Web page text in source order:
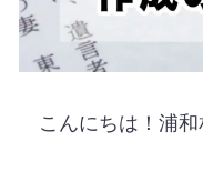
こんにちは！浦和